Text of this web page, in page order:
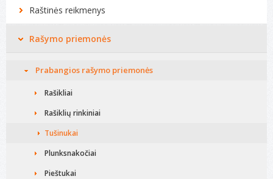
Raštinės reikmenys
Rašymo priemonės
Prabangios rašymo priemonės
Rašikliai
Rašiklių rinkiniai
Tušinukai
Plunksnakočiai
Pieštukai